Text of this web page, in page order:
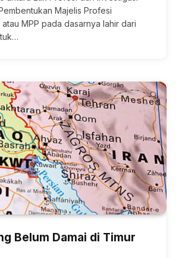
Majelis Profesi
MPP pada dasarnya lahir dari
Belum Damai di Timur